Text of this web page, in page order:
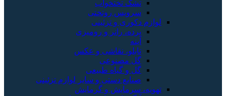
تشک تختخواب
سرویس روتختی
لوازم دکوری و تزئینی
پرده، رانر و رومیزی
آینه
تابلو، نقاشی و عکس
گل مصنوعی
گل و گیاه طبیعی
صنایع دستی و سایر لوازم تزئینی
تهویه، سرمایش و گرمایش